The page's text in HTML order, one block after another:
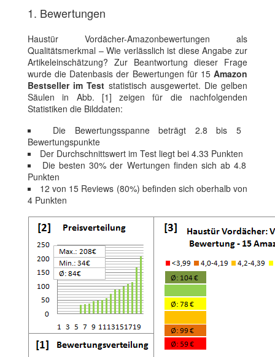
1. Bewertungen
Haustür Vordächer-Amazonbewertungen als
Qualitätsmerkmal – Wie verlässlich ist diese Angabe zur
Artikeleinschätzung? Zur Beantwortung dieser Frage
wurde die Datenbasis der Bewertungen für 15 Amazon
Bestseller im Test statistisch ausgewertet. Die gelben
Säulen in Abb. [1] zeigen für die nachfolgenden
Statistiken die Bilddaten:
Die Bewertungsspanne beträgt 2.8 bis 5
Bewertungspunkte
Der Durchschnittswert im Test liegt bei 4.33 Punkten
Die besten 30% der Wertungen finden sich ab 4.8
Punkten
12 von 15 Reviews (80%) befinden sich oberhalb von
4 Punkten